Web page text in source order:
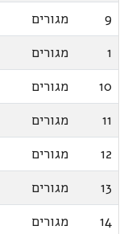
9
מגורים
1
מגורים
10
מגורים
11
מגורים
12
מגורים
13
מגורים
14
מגורים